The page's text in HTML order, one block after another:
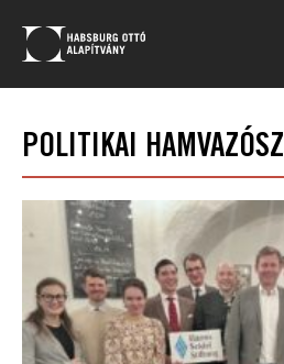
POLITIKAI